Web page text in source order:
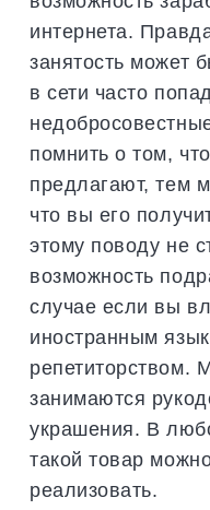
интернета.
занятость может
в сети часто
помнить о том,
предлагают, тем
что вы его
этому поводу не
возможность
случае если вы
иностранным
репетиторством.
занимаются
украшения. В
такой товар
реализовать.